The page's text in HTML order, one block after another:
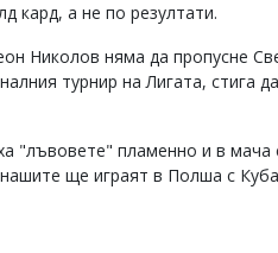
кард, а не по резултати.
Николов няма да пропусне
турнир на Лигата, стига
"лъвовете" пламенно и в мача
ще играят в Полша с